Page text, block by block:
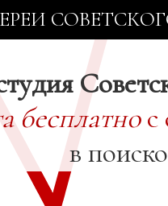
бесплатнос
в